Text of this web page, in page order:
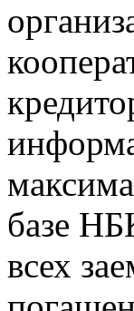
базе
всех